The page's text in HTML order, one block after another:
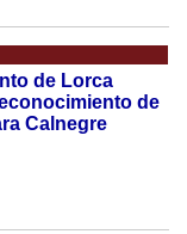
de Lorca
de
Calnegre